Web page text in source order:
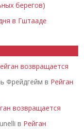
берегов)
в Гштааде
возвращается
Фрейдгейм в Рейган
возвращается
в Рейган